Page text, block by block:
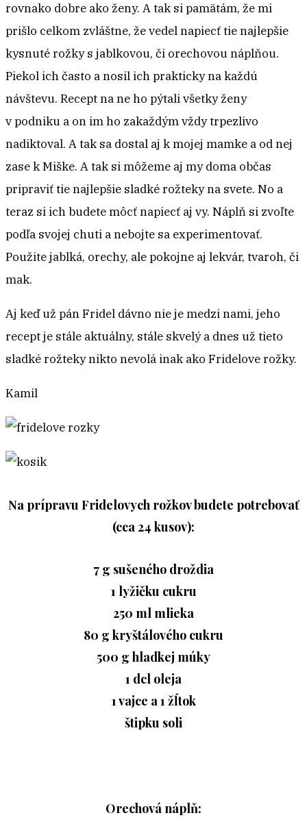
rovnako dobre ako ženy. A tak si pamätám, že mi
prišlo celkom zvláštne, že vedel napiecť tie najlepšie
kysnuté rožky s jablkovou, či orechovou náplňou.
Piekol ich často a nosil ich prakticky na každú
návštevu. Recept na ne ho pýtali všetky ženy
v podniku a on im ho zakaždým vždy trpezlivo
nadiktoval. A tak sa dostal aj k mojej mamke a od nej
zase k Miške. A tak si môžeme aj my doma občas
pripraviť tie najlepšie sladké rožteky na svete. No a
teraz si ich budete môcť napiecť aj vy. Náplň si zvoľte
podľa svojej chuti a nebojte sa experimentovať.
Použite jablká, orechy, ale pokojne aj lekvár, tvaroh, či
mak.
Aj keď už pán Fridel dávno nie je medzi nami, jeho
recept je stále aktuálny, stále skvelý a dnes už tieto
sladké rožteky nikto nevolá inak ako Fridelove rožky.
Kamil
Na prípravu Fridelovych rožkov budete potrebovať
(cca 24 kusov):
7 g sušeného droždia
1 lyžičku cukru
250 ml mlieka
80 g kryštálového cukru
500 g hladkej múky
1 dcl oleja
1 vajce a 1 žĺtok
štipku soli
Orechová náplň: